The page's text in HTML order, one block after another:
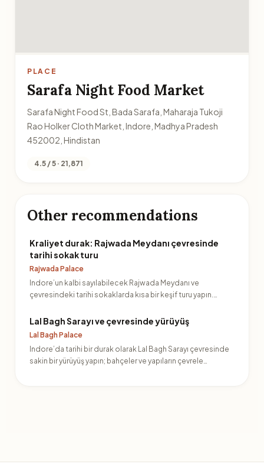
PLACE
Sarafa Night Food Market
Sarafa Night Food St, Bada Sarafa, Maharaja Tukoji
Rao Holker Cloth Market, Indore, Madhya Pradesh
452002, Hindistan
4.5 / 5 · 21,871
Other recommendations
Kraliyet durak: Rajwada Meydanı çevresinde
tarihi sokak turu
Rajwada Palace
Indore’un kalbi sayılabilecek Rajwada Meydanı ve
çevresindeki tarihi sokaklarda kısa bir keşif turu yapın.
Lal Bagh Sarayı ve çevresinde yürüyüş
Lal Bagh Palace
Indore’da tarihi bir durak olarak Lal Bagh Sarayı çevresinde
sakin bir yürüyüş yapın; bahçeler ve yapıların çevrele…